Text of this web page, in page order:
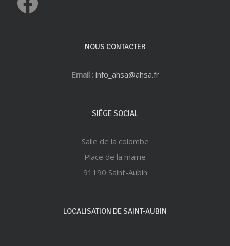
NOUS CONTACTER
Email : info_ahsa@ahsa.fr
SIÈGE SOCIAL
Salle de la colombe
Place de la mairie
91190 Saint-Aubin
LOCALISATION DE SAINT-AUBIN